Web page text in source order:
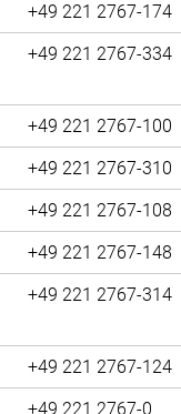
+49 221 2767-174
+49 221 2767-334
+49 221 2767-100
+49 221 2767-310
+49 221 2767-108
+49 221 2767-148
+49 221 2767-314
+49 221 2767-124
+49 221 2767-0